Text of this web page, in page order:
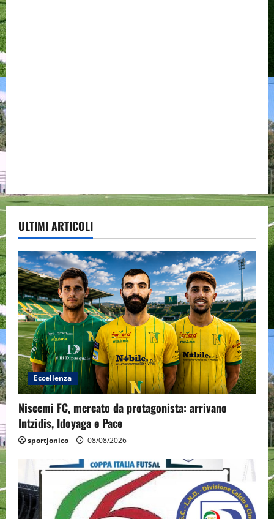
ULTIMI ARTICOLI
Eccellenza
Niscemi FC, mercato da protagonista: arrivano
Intzidis, Idoyaga e Pace
sportjonico 08/08/2026